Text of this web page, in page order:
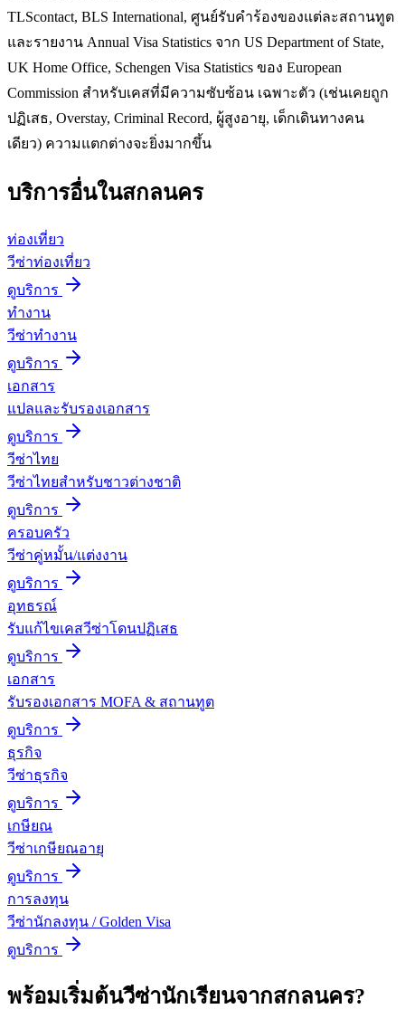
TLScontact, BLS International, ศูนย์รับคำร้องของแต่ละสถานทูต
และรายงาน Annual Visa Statistics จาก US Department of State,
UK Home Office, Schengen Visa Statistics ของ European
Commission สำหรับเคสที่มีความซับซ้อน เฉพาะตัว (เช่นเคยถูก
ปฏิเสธ, Overstay, Criminal Record, ผู้สูงอายุ, เด็กเดินทางคน
เดียว) ความแตกต่างจะยิ่งมากขึ้น
บริการอื่นในสกลนคร
ท่องเที่ยว
วีซ่าท่องเที่ยว
ดูบริการ
ทำงาน
วีซ่าทำงาน
ดูบริการ
เอกสาร
แปลและรับรองเอกสาร
ดูบริการ
วีซ่าไทย
วีซ่าไทยสำหรับชาวต่างชาติ
ดูบริการ
ครอบครัว
วีซ่าคู่หมั้น/แต่งงาน
ดูบริการ
อุทธรณ์
รับแก้ไขเคสวีซ่าโดนปฏิเสธ
ดูบริการ
เอกสาร
รับรองเอกสาร MOFA & สถานทูต
ดูบริการ
ธุรกิจ
วีซ่าธุรกิจ
ดูบริการ
เกษียณ
วีซ่าเกษียณอายุ
ดูบริการ
การลงทุน
วีซ่านักลงทุน / Golden Visa
ดูบริการ
พร้อมเริ่มต้นวีซ่านักเรียนจากสกลนคร?